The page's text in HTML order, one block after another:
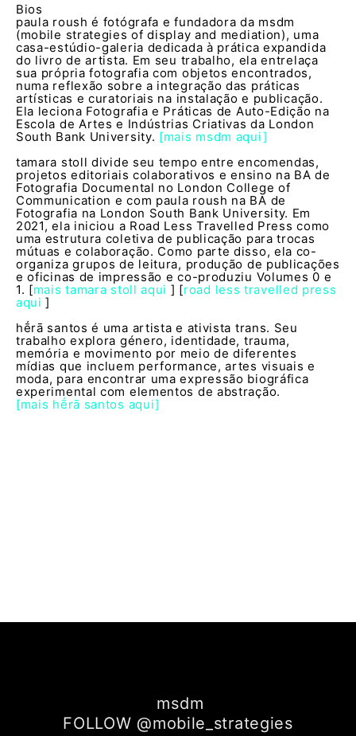
Bios
paula roush é fotógrafa e fundadora da msdm
(mobile strategies of display and mediation), uma
casa-estúdio-galeria dedicada à prática expandida
do livro de artista. Em seu trabalho, ela entrelaça
sua própria fotografia com objetos encontrados,
numa reflexão sobre a integração das práticas
artísticas e curatoriais na instalação e publicação.
Ela leciona Fotografia e Práticas de Auto-Edição na
Escola de Artes e Indústrias Criativas da London
South Bank University. [mais msdm aqui]
tamara stoll divide seu tempo entre encomendas,
projetos editoriais colaborativos e ensino na BA de
Fotografia Documental no London College of
Communication e com paula roush na BA de
Fotografia na London South Bank University. Em
2021, ela iniciou a Road Less Travelled Press como
uma estrutura coletiva de publicação para trocas
mútuas e colaboração. Como parte disso, ela co-
organiza grupos de leitura, produção de publicações
e oficinas de impressão e co-produziu Volumes 0 e
1. [mais tamara stoll aqui ] [road less travelled press
aqui]
hḗrā santos é uma artista e ativista trans. Seu
trabalho explora género, identidade, trauma,
memória e movimento por meio de diferentes
mídias que incluem performance, artes visuais e
moda, para encontrar uma expressão biográfica
experimental com elementos de abstração.
[mais hḗrā santos aqui]
msdm
FOLLOW @mobile_strategies